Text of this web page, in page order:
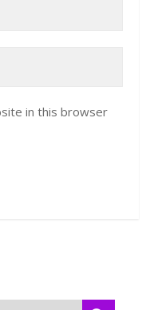
in this browser